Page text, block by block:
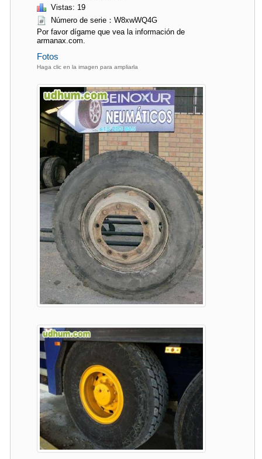
Vistas: 19
Número de serie：W8xwWQ4G
Por favor dígame que vea la información de
armanax.com.
Fotos
Haga clic en la imagen para ampliarla